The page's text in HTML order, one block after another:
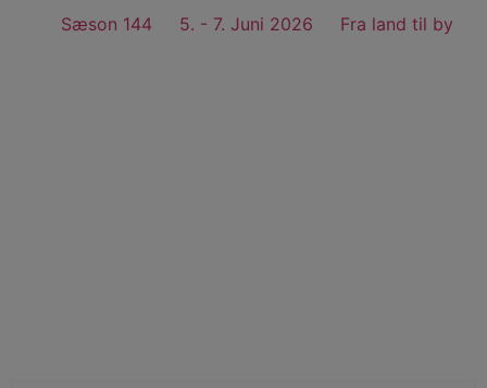
Sæson 144 5. - 7. Juni 2026 Fra land til by